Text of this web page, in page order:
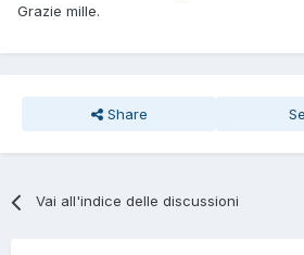
Grazie mille.
Share
Vai all'indice delle discussioni